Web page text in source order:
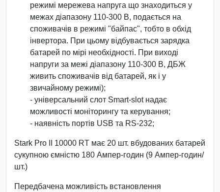
режимі мережева напруга що знаходиться у
межах діапазону 110-300 В, подається на
споживачів в режимі "байпас", тобто в обхід
інвертора. При цьому відбуваєтьcя зарядка
батарей по мірі необхідності. При виході
напруги за межі діапазону 110-300 В, ДБЖ
живить споживачів від батарей, як і у
звичайному режимі);
- універсальний слот Smart-slot надає
можливості моніторингу та керування;
- наявність портів USB та RS-232;
Stark Pro II 10000 RT має 20 шт. вбудованих батарей
сукупною ємністю 180 Ампер-годин (9 Ампер-годин/
шт.)
Передбачена можливість встановлення